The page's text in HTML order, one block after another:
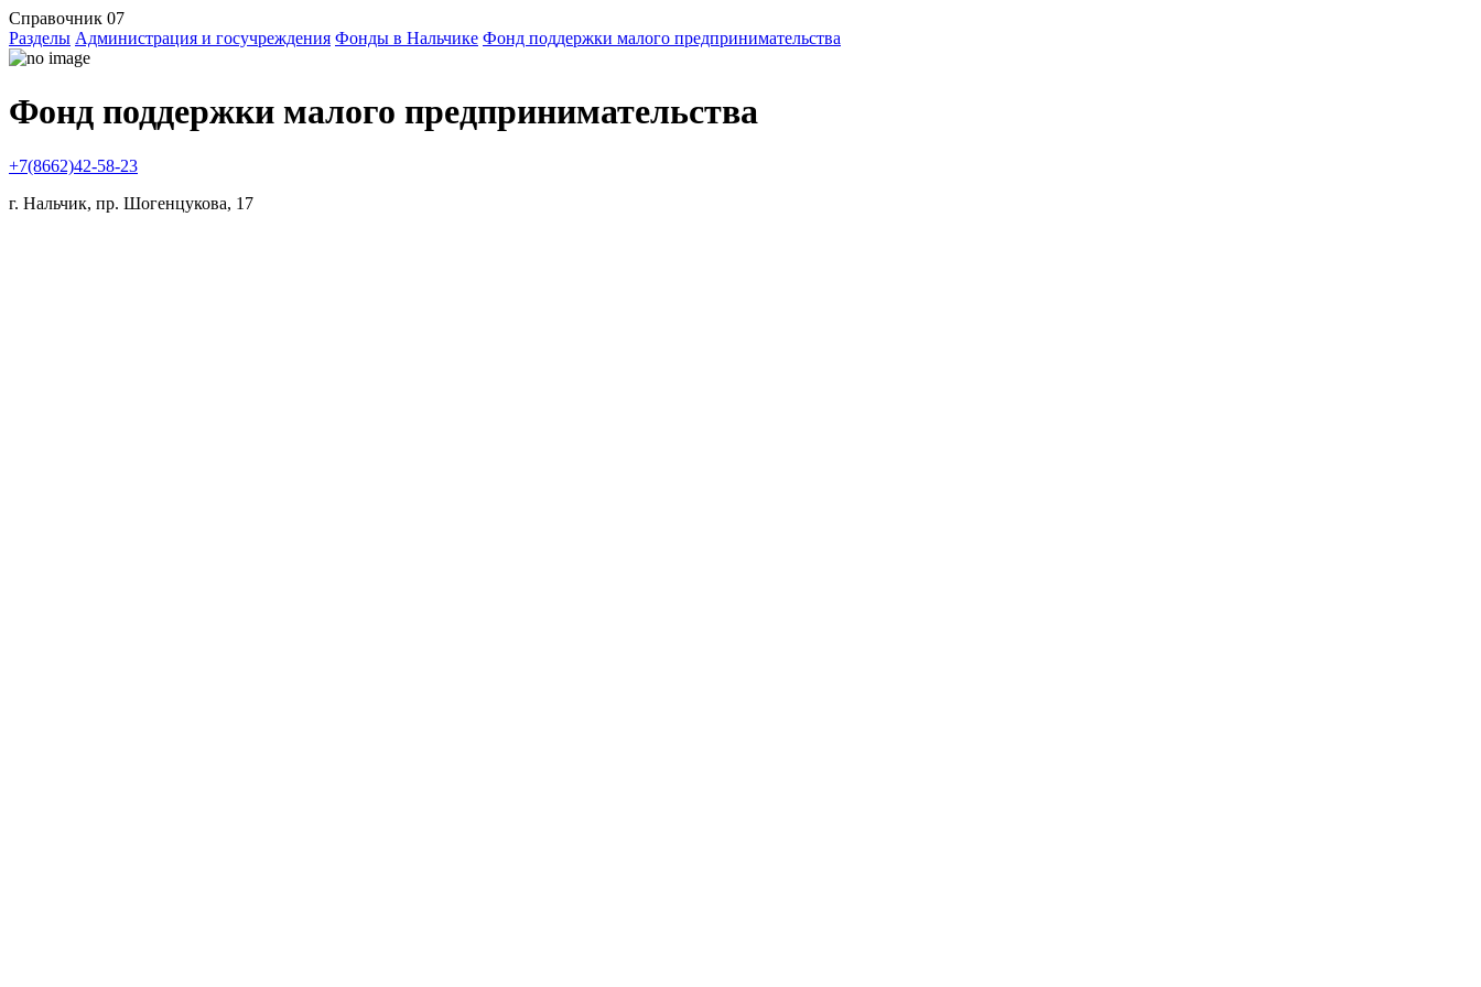
Справочник 07
Разделы Администрация и госучреждения Фонды в Нальчике Фонд поддержки малого предпринимательства
Фонд поддержки малого предпринимательства
+7(8662)42-58-23
г. Нальчик, пр. Шогенцукова, 17